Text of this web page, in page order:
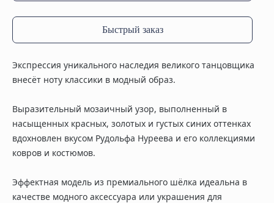
Быстрый заказ
Экспрессия уникального наследия великого танцовщика
внесёт ноту классики в модный образ.
Выразительный мозаичный узор, выполненный в
насыщенных красных, золотых и густых синих оттенках
вдохновлен вкусом Рудольфа Нуреева и его коллекциями
ковров и костюмов.
Эффектная модель из премиального шёлка идеальна в
качестве модного аксессуара или украшения для